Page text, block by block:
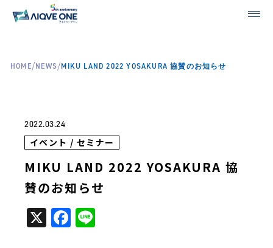
HOME/NEWS/MIKU LAND 2022 YOSAKURA 協賛のお知らせ
2022.03.24
イベント / セミナー
MIKU LAND 2022 YOSAKURA 協
賛のお知らせ
X Facebook